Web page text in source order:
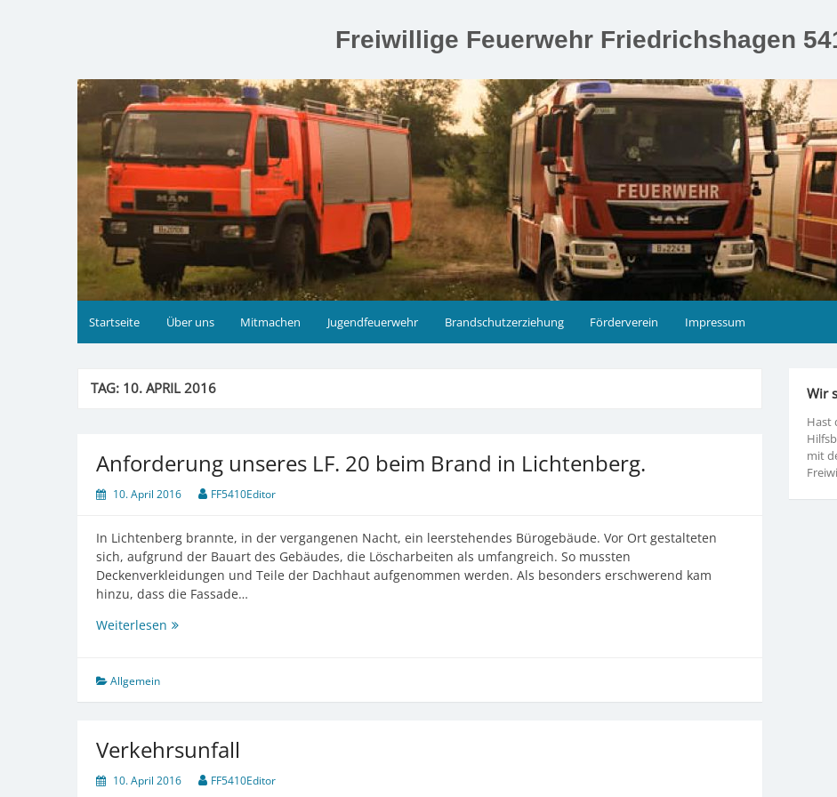
Freiwillige Feuerwehr Friedrichshagen
Startseite Über uns Mitmachen Jugendfeuerwehr Brandschutzerziehung Förderverein Impressum
TAG: 10. APRIL 2016
Anforderung unseres LF. 20 beim Brand in Lichtenberg.
10. April 2016 FF5410Editor
In Lichtenberg brannte, in der vergangenen Nacht, ein leerstehendes Bürogebäude. Vor Ort gestalteten
sich, aufgrund der Bauart des Gebäudes, die Löscharbeiten als umfangreich. So mussten
Deckenverkleidungen und Teile der Dachhaut aufgenommen werden. Als besonders erschwerend kam
hinzu, dass die Fassade…
Weiterlesen Anforderung
beim
Lichtenberg.
Allgemein
Verkehrsunfall
10. April 2016 FF5410Editor
Wir
Hast
mit